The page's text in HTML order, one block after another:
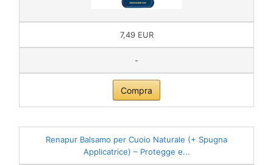
7,49 EUR
-
Compra
Renapur Balsamo per Cuoio Naturale (+ Spugna
Applicatrice) – Protegge e...